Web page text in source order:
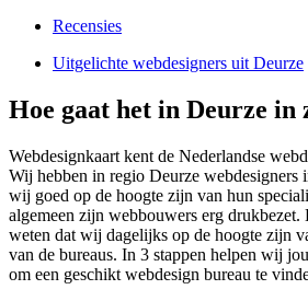
Recensies
Uitgelichte webdesigners uit Deurze
Hoe gaat het in Deurze in
Webdesignkaart kent de Nederlandse
Wij hebben in regio Deurze webdesigners
wij goed op de hoogte zijn van hun
algemeen zijn webbouwers erg
weten dat wij dagelijks op de hoogte zijn
van de bureaus. In 3 stappen helpen wij
om een geschikt webdesign bureau te